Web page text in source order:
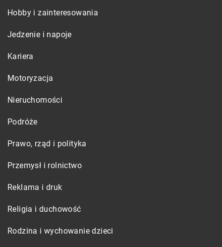
Hobby i zainteresowania
Jedzenie i napoje
Kariera
Motoryzacja
Nieruchomości
Podróże
Prawo, rząd i polityka
Przemysł i rolnictwo
Reklama i druk
Religia i duchowość
Rodzina i wychowanie dzieci